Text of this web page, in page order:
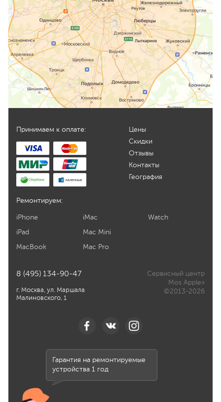
Принимаем к оплате:
Цены
Скидки
Отзывы
Контакты
География
Ремонтируем:
iPhone
iPad
MacBook
iMac
Mac Mini
Mac Pro
Watch
8 (495) 134-90-47
г. Москва, ул. Маршала
Малиновского, 1
Сервисный центр
Mos Apple»
©2013-2026
Гарантия на ремонтируемые
устройства 1 год